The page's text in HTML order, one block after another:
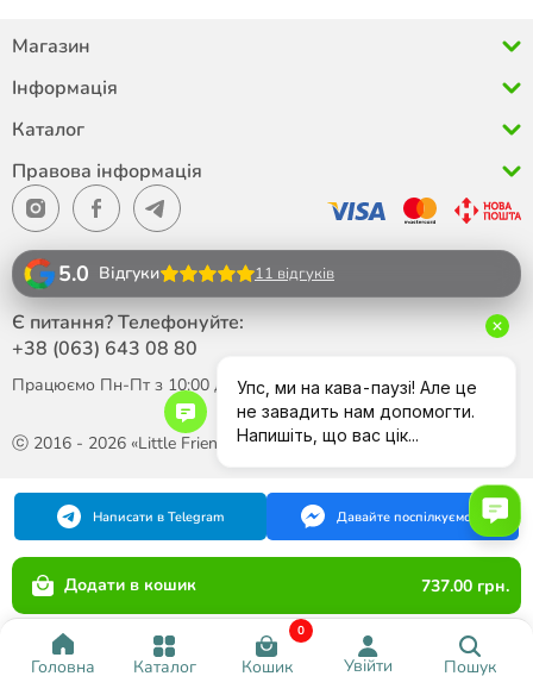
Головна Каталог Кошик
0
Увійти Пошук
Додати в кошик 737.00 грн.
Магазин
Інформація
Каталог
Правова інформація
ⓒ 2016 - 2026 «Little Friend»
5.0 Відгуки 11 відгуків
Є питання? Телефонуйте:
+38 (063) 643 08 80
Працюємо Пн-Пт з 10:00 до 18:00
Написати в Telegram Давайте поспілкуємося